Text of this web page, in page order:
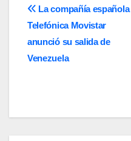
Navegación
de
entradas
La compañía española
Telefónica Movistar
anunció su salida de
Venezuela